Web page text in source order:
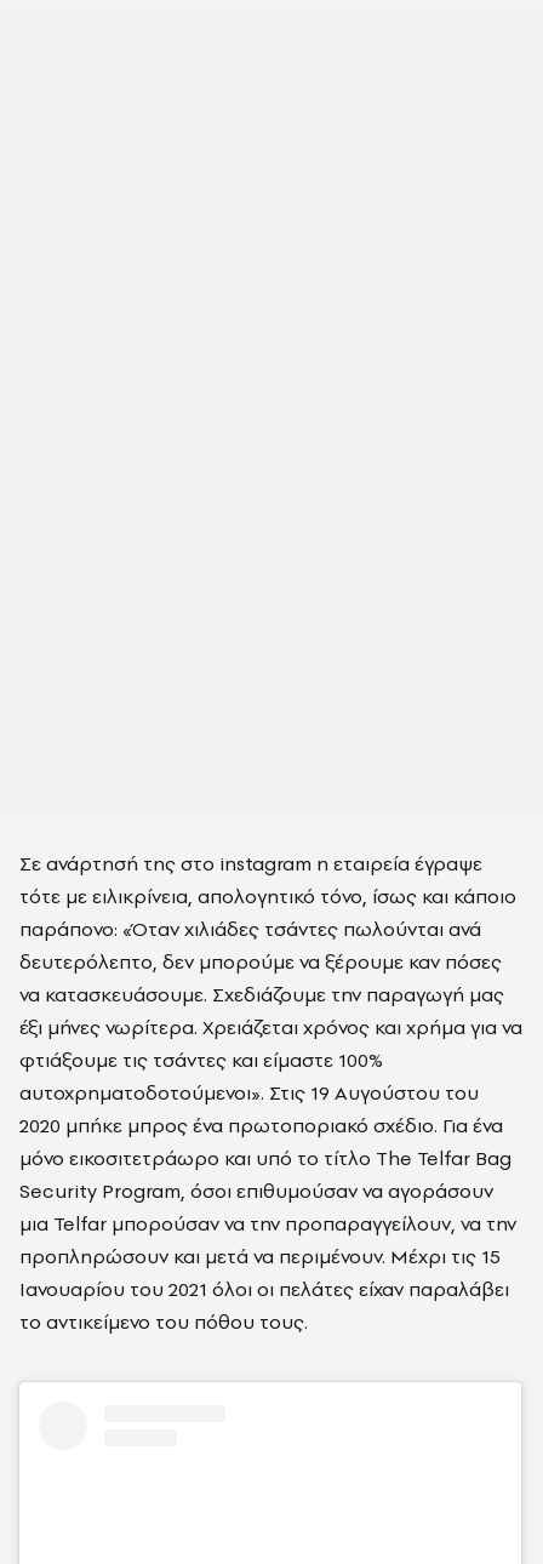
Σε ανάρτησή της στο instagram η εταιρεία έγραψε
τότε με ειλικρίνεια, απολογητικό τόνο, ίσως και κάποιο
παράπονο: «Όταν χιλιάδες τσάντες πωλούνται ανά
δευτερόλεπτο, δεν μπορούμε να ξέρουμε καν πόσες
να κατασκευάσουμε. Σχεδιάζουμε την παραγωγή μας
έξι μήνες νωρίτερα. Χρειάζεται χρόνος και χρήμα για να
φτιάξουμε τις τσάντες και είμαστε 100%
αυτοχρηματοδοτούμενοι». Στις 19 Αυγούστου του
2020 μπήκε μπρος ένα πρωτοποριακό σχέδιο. Για ένα
μόνο εικοσιτετράωρο και υπό το τίτλο The Telfar Bag
Security Program, όσοι επιθυμούσαν να αγοράσουν
μια Telfar μπορούσαν να την προπαραγγείλουν, να την
προπληρώσουν και μετά να περιμένουν. Μέχρι τις 15
Ιανουαρίου του 2021 όλοι οι πελάτες είχαν παραλάβει
το αντικείμενο του πόθου τους.